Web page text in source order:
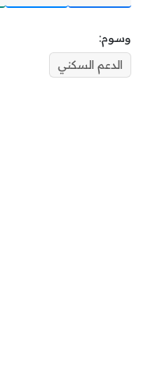
وسوم:
الدعم السكني